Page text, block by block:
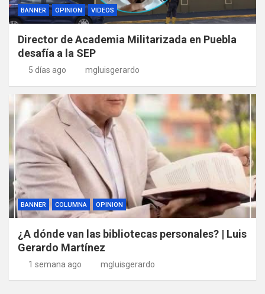
BANNER OPINION VIDEOS
Director de Academia Militarizada en Puebla
desafía a la SEP
5 días ago mgluisgerardo
BANNER COLUMNA OPINION
¿A dónde van las bibliotecas personales? | Luis
Gerardo Martínez
1 semana ago mgluisgerardo